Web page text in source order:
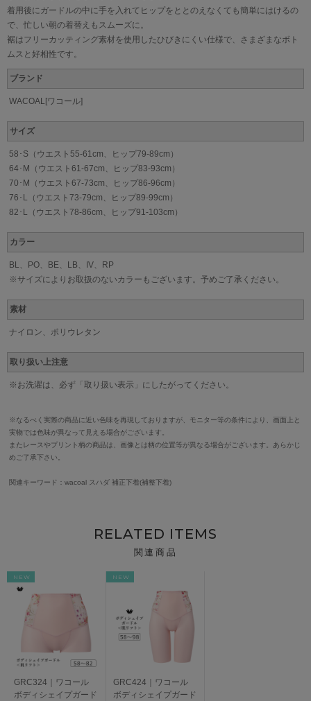
着用後にガードルの中に手を入れてヒップをととのえなくても簡単にはけるの
で、忙しい朝の着替えもスムーズに。
裾はフリーカッティング素材を使用したひびきにくい仕様で、さまざまなボト
ムスと好相性です。
ブランド
WACOAL[ワコール]
サイズ
58･S（ウエスト55-61cm、ヒップ79-89cm）
64･M（ウエスト61-67cm、ヒップ83-93cm）
70･M（ウエスト67-73cm、ヒップ86-96cm）
76･L（ウエスト73-79cm、ヒップ89-99cm）
82･L（ウエスト78-86cm、ヒップ91-103cm）
カラー
BL、PO、BE、LB、IV、RP
※サイズによりお取扱のないカラーもございます。予めご了承ください。
素材
ナイロン、ポリウレタン
取り扱い上注意
※お洗濯は、必ず「取り扱い表示」にしたがってください。
※なるべく実際の商品に近い色味を再現しておりますが、モニター等の条件により、画面上と
実物では色味が異なって見える場合がございます。
またレースやプリント柄の商品は、画像とは柄の位置等が異なる場合がございます。あらかじ
めご了承下さい。
関連キーワード：wacoal スハダ 補正下着(補整下着)
RELATED ITEMS
関連商品
NEW
GRC324｜ワコール
ボディシェイプガード
NEW
GRC424｜ワコール
ボディシェイプガード